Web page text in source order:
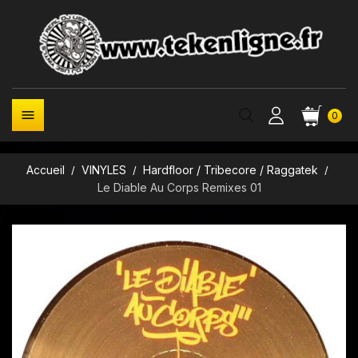
0

Accueil VINYLES
Hardfloor / Tribecore / Raggatek
Le Diable Au Corps Remixes 01